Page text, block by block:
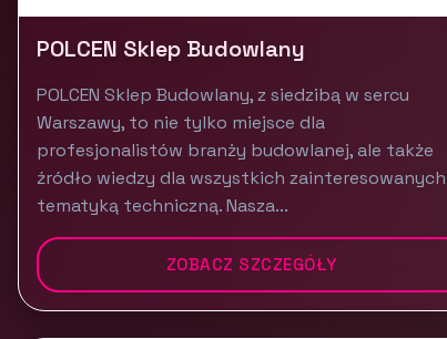
POLCEN Sklep Budowlany
POLCEN Sklep Budowlany, z siedzibą w sercu
Warszawy, to nie tylko miejsce dla
profesjonalistów branży budowlanej, ale także
źródło wiedzy dla wszystkich zainteresowanych
tematyką techniczną. Nasza...
ZOBACZ SZCZEGÓŁY